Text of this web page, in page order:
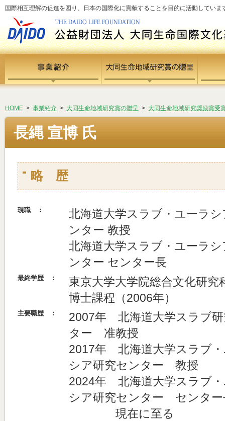
国際相互理解の促進を図り、日本の国際化に貢献することを目的に活動していま
HOME > 事業紹介 > 大同生命地域研究賞の贈呈 > 大同生命地域研究奨励賞受
長縄 宣博 氏
略 歴
現職 ：
北海道大学スラブ・ユーラ
ンター教授
北海道大学スラブ・ユーラ
ンター センター長
最終学歴 ：
東京大学大学院総合文化研究
博士課程（2006年）
主要職歴 ： 2007年北海道大学スラブ
ター
准教授
2017年 北海道大学スラブ
シア研究センター
教授
2024年 北海道大学スラブ
シア研究センター センター
現在に至る